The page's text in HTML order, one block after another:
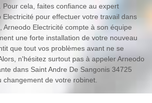
Pour cela, faites confiance au expert
Electricité pour effectuer votre travail dans
Arneodo Electricité compte à son équipe
une forte installation de votre nouveau
que tout vos problèmes avant ne se
n'hésitez surtout pas à appeler Arneodo
dans Saint Andre De Sangonis 34725
changement de votre robinet.